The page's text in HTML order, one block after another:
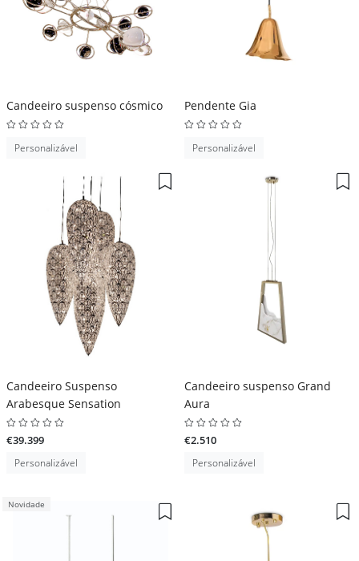
Candeeiro suspenso cósmico
Personalizável
Pendente Gia
Personalizável
Candeeiro Suspenso
Arabesque Sensation
€39.399
Personalizável
Candeeiro suspenso Grand
Aura
€2.510
Personalizável
Novidade